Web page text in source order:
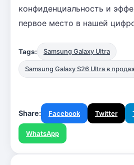
конфиденциальность и
первое место в нашей
Tags: Samsung Galaxy Ultra
Samsung Galaxy S26 Ultra в
Share: Facebook Twitter
WhatsApp